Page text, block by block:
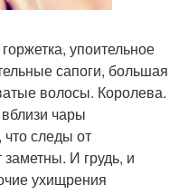
упоительное
сапоги, большая
волосы. Королева.
чары
что следы от
заметны. И грудь, и
ухищрения